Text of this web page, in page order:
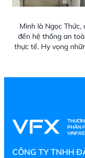
Mình là Ngọc
đến hệ thống an
thực tế. Hy vọng
CÔNG TY TNHH